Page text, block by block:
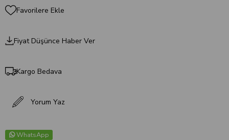
Favorilere Ekle
Fiyat Düşünce Haber Ver
Kargo Bedava
Yorum Yaz
WhatsApp